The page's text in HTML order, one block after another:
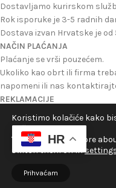
Dostavljamo kurirskom
Rok isporuke je 3-5 radnih
Dostava izvan Hrvatske je od
NAČIN PLAĆANJA
Plaćanje se vrši pouzećem.
Ukoliko kao obrt ili firma
napomeni ili nas
REKLAMACIJE
Reklamacije se mogu izvrsiti
ukoliko nije onakav kakav je
Možete zatražiti povrat
©2024
HR
Koristimo kolačiće kako
našoj web stranici.
You can find out more
switch them off in
Prihvaćam